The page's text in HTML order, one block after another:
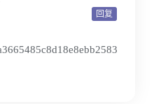
回复